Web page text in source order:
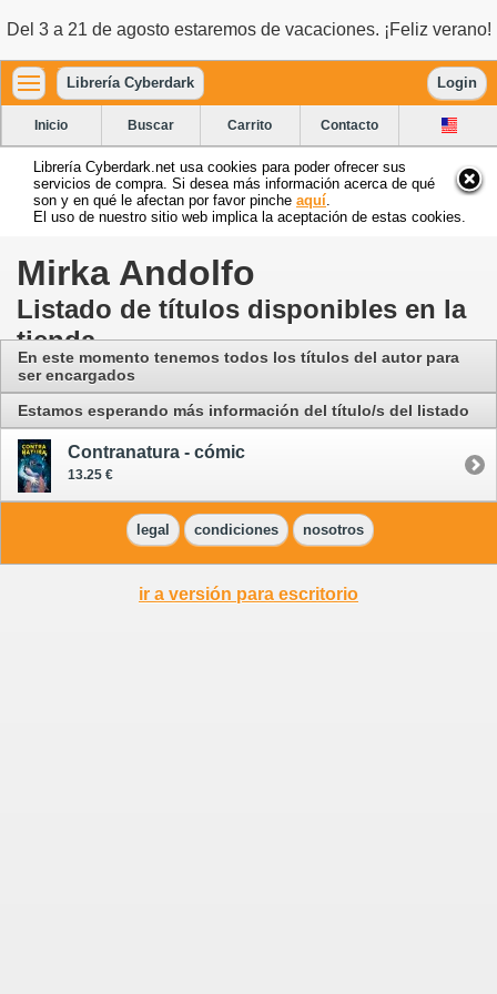
Del 3 a 21 de agosto estaremos de vacaciones. ¡Feliz verano!
Librería Cyberdark Login
Inicio Buscar Carrito Contacto
Librería Cyberdark.net usa cookies para poder ofrecer sus
servicios de compra. Si desea más información acerca de qué
son y en qué le afectan por favor pinche aquí
El uso de nuestro sitio web implica la aceptación de estas cookies.
Mirka Andolfo
Listado de títulos disponibles en la
tienda
En este momento tenemos todos los títulos del autor para
ser encargados
Estamos esperando más información del título/s del listado
Contranatura - cómic
13.25 €
legal condiciones nosotros
ir a versión para escritorio